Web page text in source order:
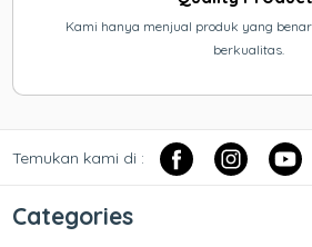
Kami hanya menjual produk yang
berkualitas.
Temukan kami di :
Categories